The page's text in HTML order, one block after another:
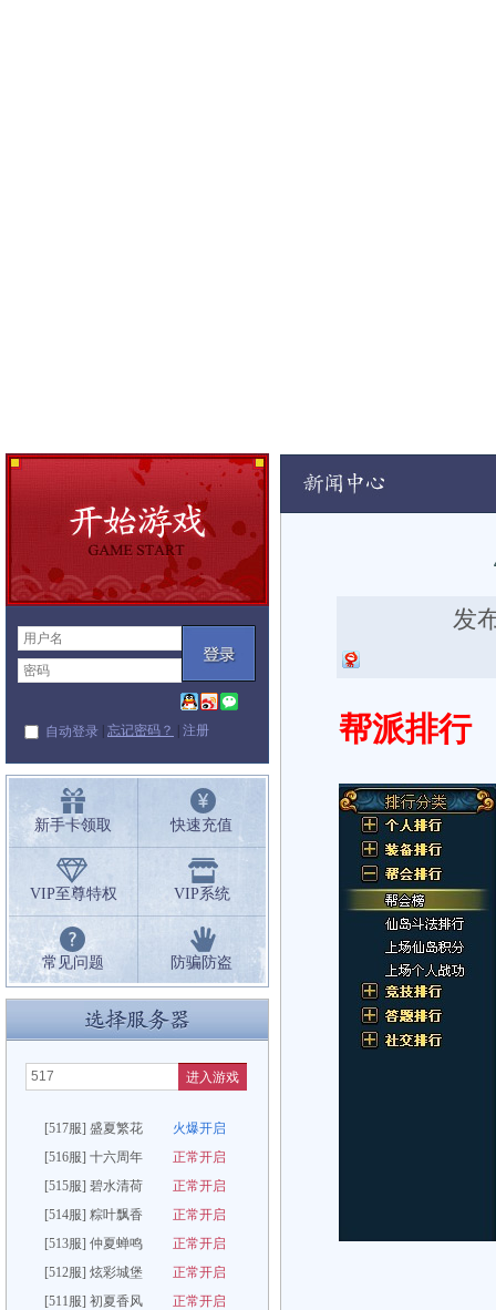
自动登录 | 忘记密码？ | 注册
新手卡领取 快速充值
VIP至尊特权 VIP系统
常见问题 防骗防盗
进入游戏
[517服] 盛夏繁花
火爆开启
[516服] 十六周年
正常开启
[515服] 碧水清荷
正常开启
[514服] 粽叶飘香
正常开启
[513服] 仲夏蝉鸣
正常开启
[512服] 炫彩城堡
正常开启
[511服] 初夏香风
正常开启
闻
发
帮派排行